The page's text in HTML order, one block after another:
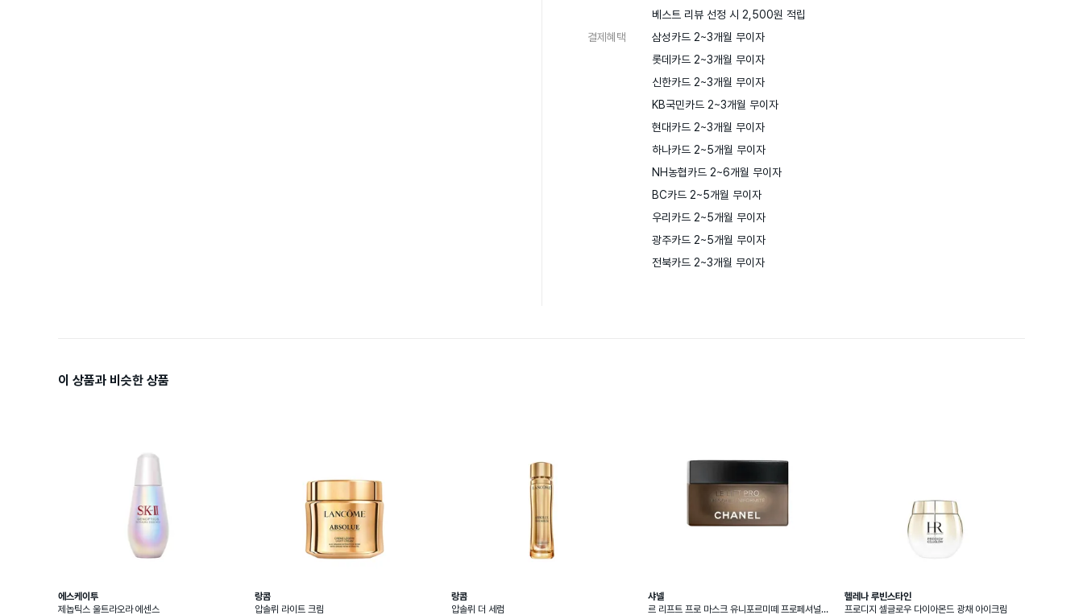
베스트 리뷰 선정 시 2,500원 적립
결제혜택
삼성카드 2~3개월 무이자
롯데카드 2~3개월 무이자
신한카드 2~3개월 무이자
KB국민카드 2~3개월 무이자
현대카드 2~3개월 무이자
하나카드 2~5개월 무이자
NH농협카드 2~6개월 무이자
BC카드 2~5개월 무이자
우리카드 2~5개월 무이자
광주카드 2~5개월 무이자
전북카드 2~3개월 무이자
이 상품과 비슷한 상품
에스케이투
제놉틱스 울트라오라 에센스
랑콤
압솔뤼 라이트 크림
랑콤
압솔뤼 더 세럼
샤넬
르 리프트 프로 마스크 유니포르미떼 프로페셔널
헬레나 루빈스타인
프로디지 셀글로우 다이아몬드 광채 아이크림